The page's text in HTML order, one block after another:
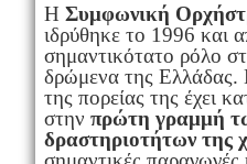
Η Συμφωνική
ιδρύθηκε το 1996 και
σημαντικότατο ρόλο
δρώμενα της Ελλάδας.
της πορείας της έχει
στην πρώτη γραμμή
δραστηριοτήτων της